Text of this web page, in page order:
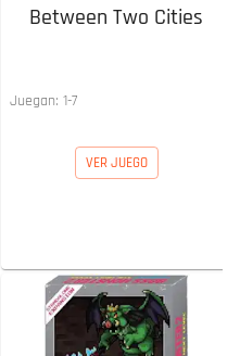
Between Two Cities
Juegan: 1-7
VER JUEGO